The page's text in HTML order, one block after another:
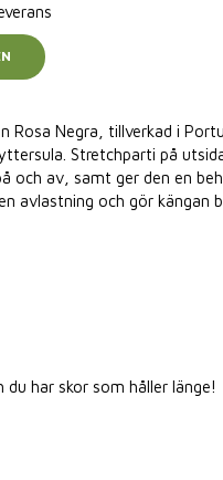
Rosa Negra, tillverkad i
Stretchparti på
av, samt ger den en
avlastning och gör kängan
har skor som håller länge!